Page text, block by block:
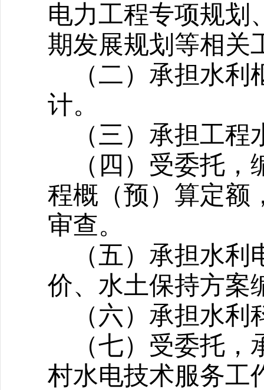
电力工程专项规划
期发展规划等相关
（二）承担水
计。
（三）承担工
（四）受委托
程概（预）算定额
审查。
（五）承担水
价、水土保持方案
（六）承担水
（七）受委托
村水电技术服务工